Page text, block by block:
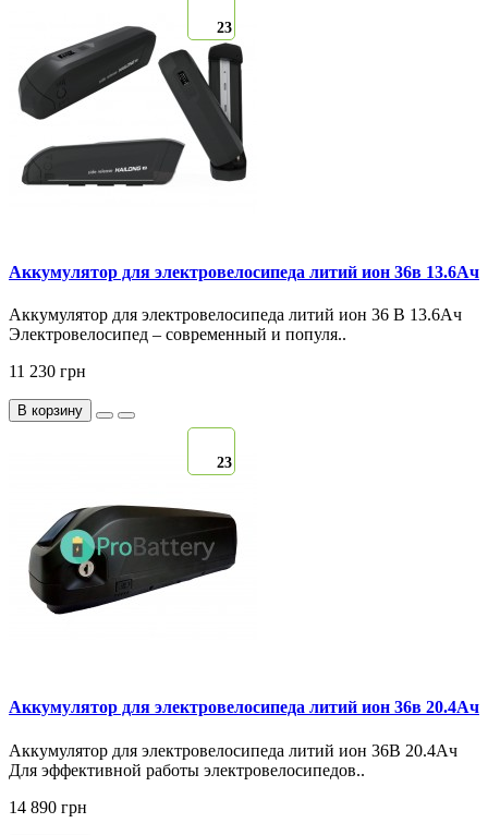
23
Аккумулятор для электровелосипеда литий ион 36в 13.6Ач
Аккумулятор для электровелосипеда литий ион 36 В 13.6Ач
Электровелосипед – современный и популя..
11 230 грн
В корзину
23
Аккумулятор для электровелосипеда литий ион 36в 20.4Ач
Аккумулятор для электровелосипеда литий ион 36В 20.4Ач
Для эффективной работы электровелосипедов..
14 890 грн